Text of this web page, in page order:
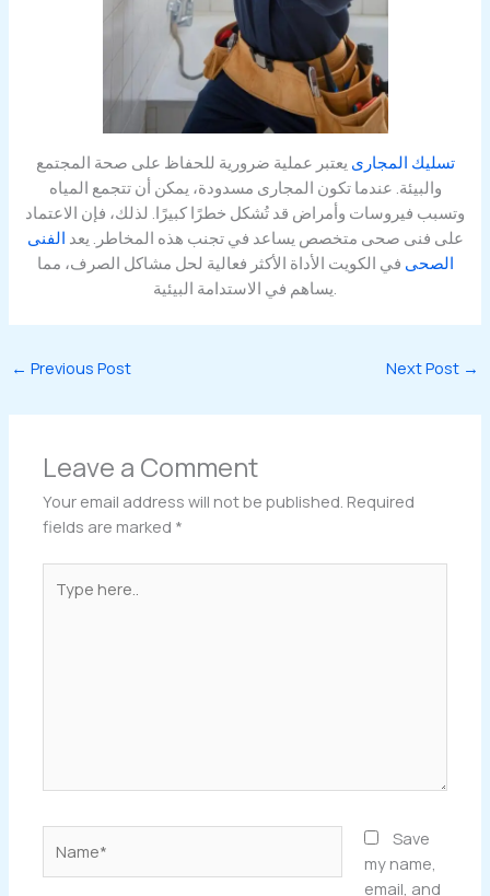
تسليك المجارى يعتبر عملية ضرورية للحفاظ على صحة المجتمع
والبيئة. عندما تكون المجارى مسدودة، يمكن أن تتجمع المياه
وتسبب فيروسات وأمراض قد تُشكل خطرًا كبيرًا. لذلك، فإن الاعتماد
على فنى صحى متخصص يساعد في تجنب هذه المخاطر. يعد الفنى
الصحى في الكويت الأداة الأكثر فعالية لحل مشاكل الصرف، مما
يساهم في الاستدامة البيئية.
← Previous Post Next Post →
Leave a Comment
Your email address will not be published. Required
fields are marked *
here..
Save
my name,
email, and